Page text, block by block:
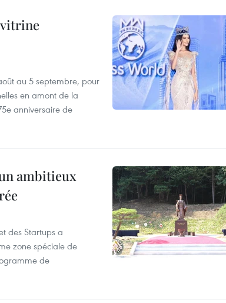
vitrine
au 5 septembre, pour
en amont de la
anniversaire de
ambitieux
des Startups a
zone spéciale de
de